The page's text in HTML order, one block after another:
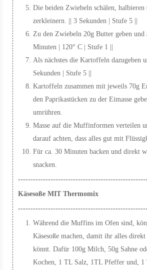
Die beiden Zwiebeln schälen,
zerkleinern. || 3 Sekunden | Stufe 5 ||
Zu den Zwiebeln 20g Butter geben und
Minuten | 120° C | Stufe 1 ||
Als nächstes die Kartoffeln dazugeben
Sekunden | Stufe 5 ||
Kartoffeln zusammen mit jeweils 70g
den Paprikastücken zu der Eimasse
umrühren.
Masse auf die Muffinformen verteilen
darauf achten, dass alles gut mit
Für ca. 30 Minuten backen und direkt
snacken.
Käsesoße MIT Thermomix
Während die Muffins im Ofen sind,
Käsesoße machen, damit ihr alles direkt
könnt. Dafür 100g Milch, 50g Sahne
Kochen, 1 TL Salz, 1TL Pfeffer und, 1